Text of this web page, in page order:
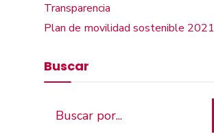
Transparencia
Plan de movilidad sostenible 2021
Buscar